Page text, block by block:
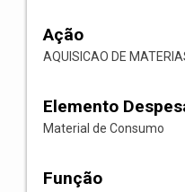
Ação
AQUISICAO DE
Elemento
Material de Consumo
Função